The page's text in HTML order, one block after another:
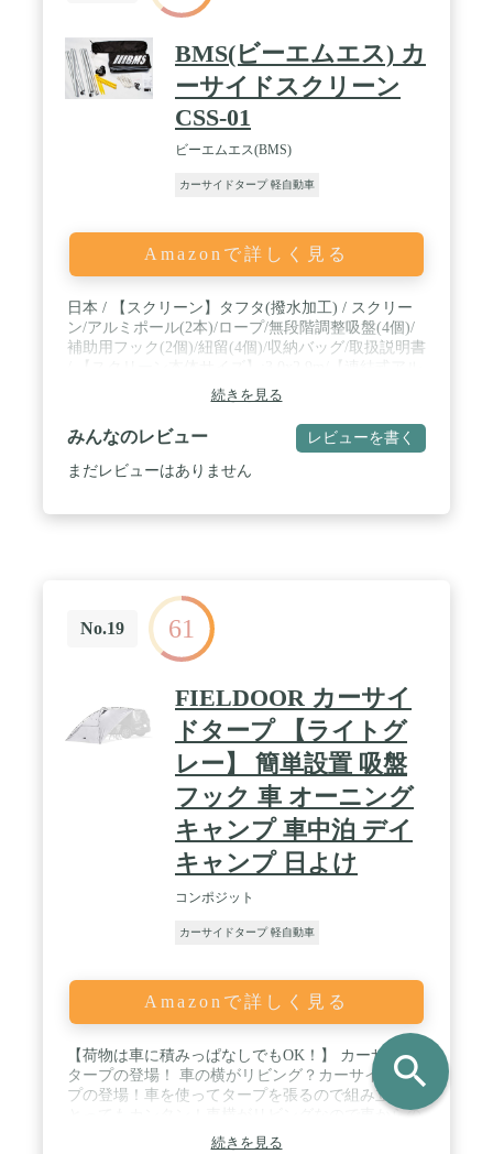
BMS(ビーエムエス) カ
ーサイドスクリーン
CSS-01
ビーエムエス(BMS)
カーサイドタープ 軽自動車
Amazonで詳しく見る
日本 / 【スクリーン】タフタ(撥水加工) / スクリー
ン/アルミポール(2本)/ロープ/無段階調整吸盤(4個)/
補助用フック(2個)/紐留(4個)/収納バッグ/取扱説明書
ミポール長(4本つなぎ)】:2m/【固定用ロープ】:約
3m / 【収納バッグ】:60x17cm
続きを見る
みんなのレビュー レビューを書く
まだレビューはありません
No.19 61
FIELDOOR カーサイ
ドタープ 【ライトグ
レー】 簡単設置 吸盤
フック 車 オーニング
キャンプ 車中泊 デイ
キャンプ 日よけ
コンポジット
カーサイドタープ 軽自動車
Amazonで詳しく見る
【荷物は車に積みっぱなしでもOK！】 カーサイド
タープの登場！ 車の横がリビング？カーサイドター
プの登場！車を使ってタープを張るので組み立てが
とってもカンタン！車横がリビングなので車からの
荷物の出し入れがラクラク！荷物は車に積みっぱな
続きを見る
search